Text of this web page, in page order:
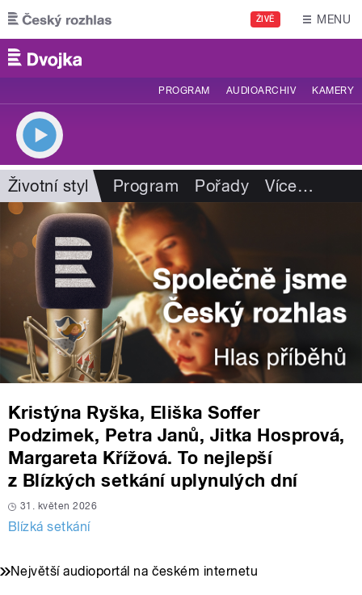
Přejít k hlavnímu obsahu
ŽIVĚ MENU
PROGRAM AUDIOARCHIV KAMERY
Životní styl Program Pořady Více…
Kristýna Ryška, Eliška Soffer
Podzimek, Petra Janů, Jitka Hosprová,
Margareta Křížová. To nejlepší
z Blízkých setkání uplynulých dní
31. květen 2026
Blízká setkání
Největší audioportál na českém internetu